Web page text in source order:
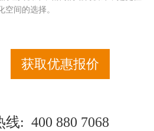
空间的选择。
获取优惠报价
: 400 880 7068